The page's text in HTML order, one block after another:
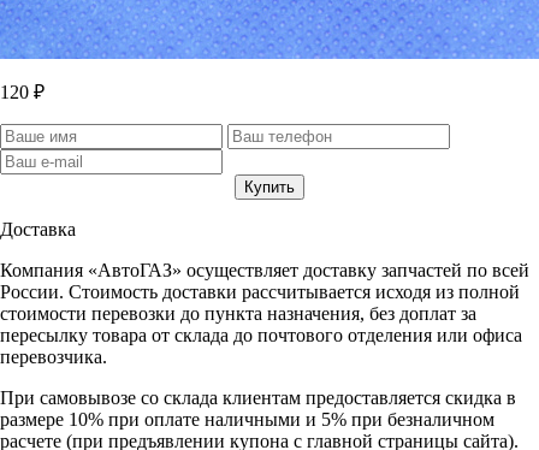
120 ₽
Доставка
Компания «АвтоГАЗ» осуществляет доставку запчастей по всей
России. Стоимость доставки рассчитывается исходя из полной
стоимости перевозки до пункта назначения, без доплат за
пересылку товара от склада до почтового отделения или офиса
перевозчика.
При самовывозе со склада клиентам предоставляется скидка в
размере 10% при оплате наличными и 5% при безналичном
расчете (при предъявлении купона с главной страницы сайта).